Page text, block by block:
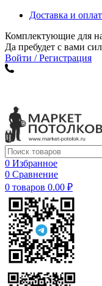
Доставка и
Комплектующие для
Да пребудет с вами
Войти / Регистрация
0 Избранное
0 Сравнение
0 товаров 0.00 ₽